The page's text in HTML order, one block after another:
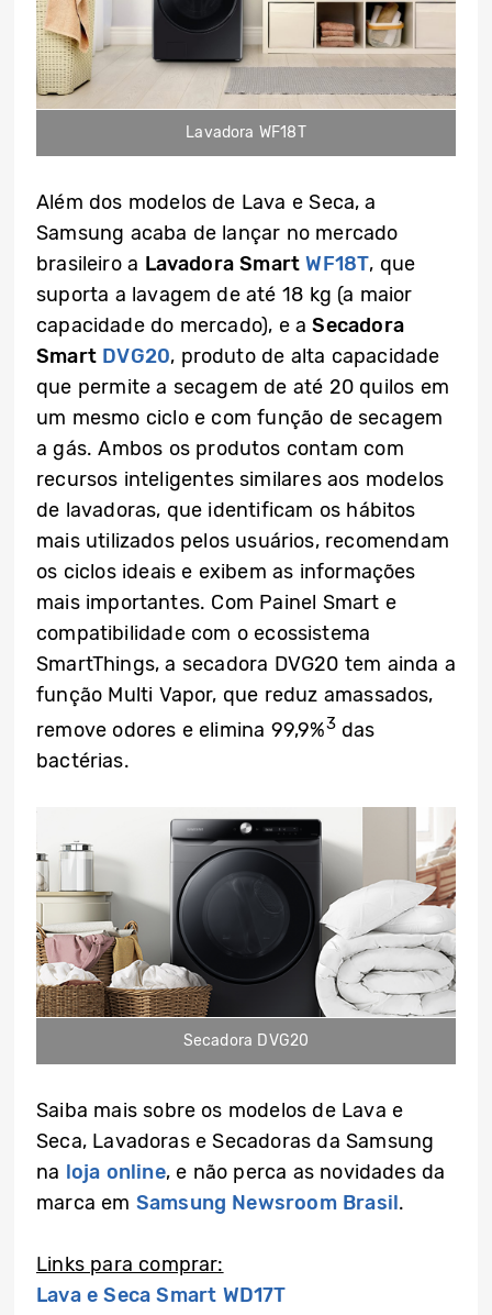
Lavadora WF18T
Além dos modelos de Lava e Seca, a
Samsung acaba de lançar no mercado
brasileiro a Lavadora SmartWF18T, que
suporta a lavagem de até 18 kg (a maior
capacidade do mercado), e aSecadora
Smart DVG20, produto de alta capacidade
que permite a secagem de até 20 quilos em
um mesmo ciclo e com função de secagem
a gás. Ambos os produtos contam com
recursos inteligentes similares aos modelos
de lavadoras, que identificam os hábitos
mais utilizados pelos usuários, recomendam
os ciclos ideais e exibem as informações
mais importantes. Com Painel Smart e
compatibilidade com o ecossistema
SmartThings, a secadora DVG20 tem ainda a
função Multi Vapor, que reduz amassados,
remove odores e elimina 99,9%3das
bactérias.
Secadora DVG20
Saiba mais sobre os modelos de Lava e
Seca, Lavadoras e Secadoras da Samsung
na loja online, e não perca as novidades da
marca em Samsung Newsroom Brasil.
Links para comprar:
Lava e Seca Smart WD17T